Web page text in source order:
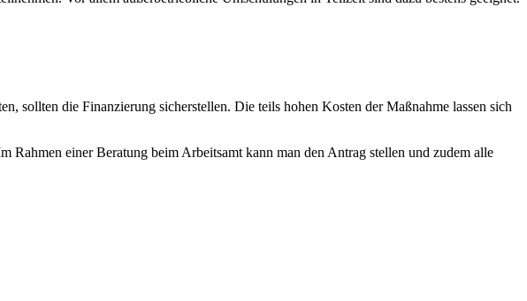
sollten die Finanzierung sicherstellen. Die teils hohen Kosten der Maßnahme lassen sich
Rahmen einer Beratung beim Arbeitsamt kann man den Antrag stellen und zudem alle